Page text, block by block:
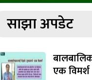
साझा अपडेट
एक विमर्श